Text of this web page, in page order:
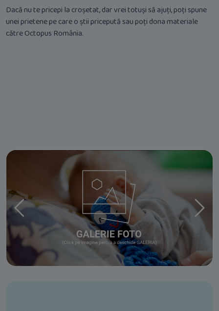
Dacă nu te pricepi la croșetat, dar vrei totuși să ajuți, poți spune
unei prietene pe care o știi pricepută sau poți dona materiale
către Octopus România.